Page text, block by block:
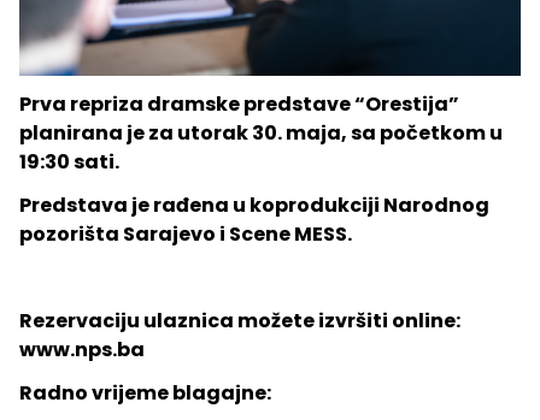
Prva repriza dramske predstave “Orestija”
planirana je za utorak 30. maja, sa početkom u
19:30 sati.
Predstava je rađena u koprodukciji Narodnog
pozorišta Sarajevo i Scene MESS.
Rezervaciju ulaznica možete izvršiti online:
www.nps.ba
Radno vrijeme blagajne: